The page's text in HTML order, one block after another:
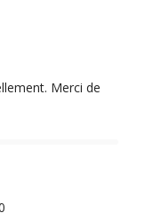
Merci de